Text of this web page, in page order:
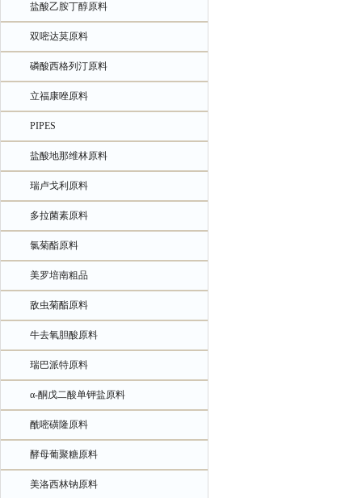
盐酸乙胺丁醇原料
双嘧达莫原料
磷酸西格列汀原料
立福康唑原料
PIPES
盐酸地那维林原料
瑞卢戈利原料
多拉菌素原料
氯菊酯原料
美罗培南粗品
敌虫菊酯原料
牛去氧胆酸原料
瑞巴派特原料
α-酮戊二酸单钾盐原料
酰嘧磺隆原料
酵母葡聚糖原料
美洛西林钠原料